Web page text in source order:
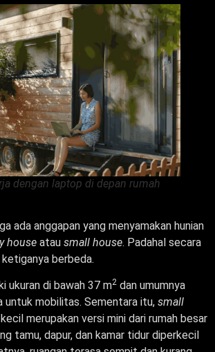
dengan laptop di depan rumah
ada anggapan yang menyamakan hunian
house atau small house. Padahal secara
ketiganya berbeda.
ukuran di bawah 37 m2 dan umumnya
untuk mobilitas. Sementara itu, small
merupakan versi mini dari rumah besar
tamu, dapur, dan kamar tidur diperkecil